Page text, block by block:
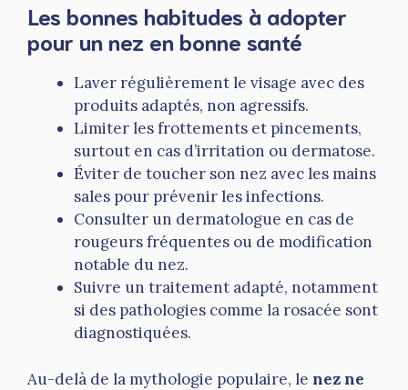
Les bonnes habitudes à adopter
pour un nez en bonne santé
Laver régulièrement le visage avec des
produits adaptés, non agressifs.
Limiter les frottements et pincements,
surtout en cas d’irritation ou dermatose.
Éviter de toucher son nez avec les mains
sales pour prévenir les infections.
Consulter un dermatologue en cas de
rougeurs fréquentes ou de modification
notable du nez.
Suivre un traitement adapté, notamment
si des pathologies comme la rosacée sont
diagnostiquées.
Au-delà de la mythologie populaire, le nez ne